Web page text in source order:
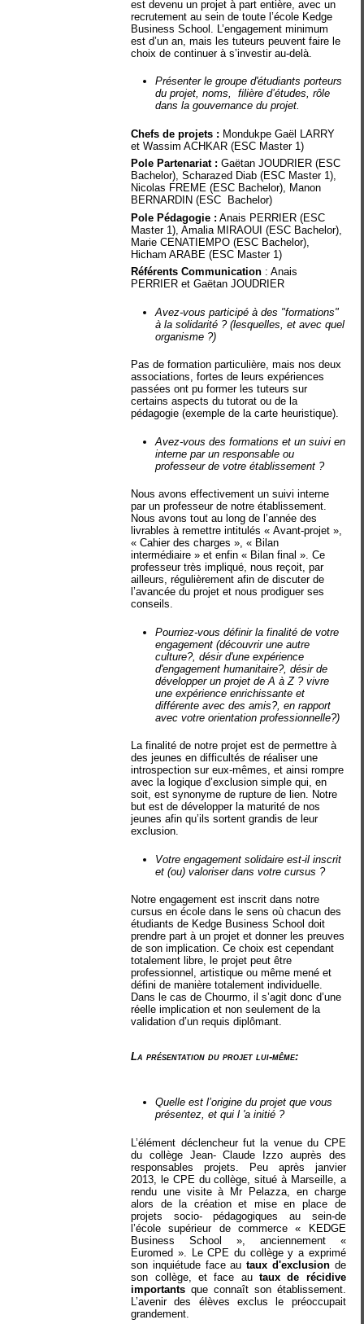
est devenu un projet à part entière, avec un
recrutement au sein de toute l’école Kedge
Business School. L’engagement minimum
est d’un an, mais les tuteurs peuvent faire le
choix de continuer à s’investir au-delà.
Présenter le groupe d'étudiants porteurs
du projet, noms, filière d’études, rôle
dans la gouvernance du projet.
Chefs de projets : Mondukpe Gaël LARRY
et Wassim ACHKAR (ESC Master 1)
Pole Partenariat :Gaëtan JOUDRIER (ESC
Bachelor), Scharazed Diab (ESC Master 1),
Nicolas FREME (ESC Bachelor), Manon
BERNARDIN (ESC
Bachelor)
Pole Pédagogie : Anais PERRIER (ESC
Master 1), Amalia MIRAOUI (ESC Bachelor),
Marie CENATIEMPO (ESC Bachelor),
Hicham ARABE (ESC Master 1)
Référents Communication : Anais
PERRIER et Gaëtan JOUDRIER
Avez-vous participé à des "formations"
à la solidarité ? (lesquelles, et avec quel
organisme ?)
Pas de formation particulière, mais nos deux
associations, fortes de leurs expériences
passées ont pu former les tuteurs sur
certains aspects du tutorat ou de la
pédagogie (exemple de la carte heuristique).
Avez-vous des formations et un suivi en
interne par un responsable ou
professeur de votre établissement ?
Nous avons effectivement un suivi interne
par un professeur de notre établissement.
Nous avons tout au long de l’année des
livrables à remettre intitulés « Avant-projet »,
« Cahier des charges », « Bilan
intermédiaire » et enfin « Bilan final ». Ce
professeur très impliqué, nous reçoit, par
ailleurs, régulièrement afin de discuter de
l’avancée du projet et nous prodiguer ses
conseils.
Pourriez-vous définir la finalité de votre
engagement (découvrir une autre
culture?, désir d'une expérience
d'engagement humanitaire?, désir de
développer un projet de A à Z ? vivre
une expérience enrichissante et
différente avec des amis?, en rapport
avec votre orientation professionnelle?)
La finalité de notre projet est de permettre à
des jeunes en difficultés de réaliser une
introspection sur eux-mêmes, et ainsi rompre
avec la logique d’exclusion simple qui, en
soit, est synonyme de rupture de lien. Notre
but est de développer la maturité de nos
jeunes afin qu’ils sortent grandis de leur
exclusion.
Votre engagement solidaire est-il inscrit
et (ou) valoriser dans votre cursus ?
Notre engagement est inscrit dans notre
cursus en école dans le sens où chacun des
étudiants de Kedge Business School doit
prendre part à un projet et donner les preuves
de son implication. Ce choix est cependant
totalement libre, le projet peut être
professionnel, artistique ou même mené et
défini de manière totalement individuelle.
Dans le cas de Chourmo, il s’agit donc d’une
réelle implication et non seulement de la
validation d’un requis diplômant.
La présentation du projet lui-même:
Quelle est l’origine du projet que vous
présentez, et qui l 'a initié ?
L’élément déclencheur fut la venue du CPE
du collège Jean- Claude Izzo auprès des
responsables projets. Peu après janvier
2013, le CPE du collège, situé à Marseille, a
rendu une visite à Mr Pelazza, en charge
alors de la création et mise en place de
projets socio- pédagogiques au sein-de
l’école supérieur de commerce « KEDGE
Business School », anciennement «
Euromed ». Le CPE du collège y a exprimé
son inquiétude face autaux d'exclusionde
son collège, et face au taux de récidive
importants que connaît son établissement.
L’avenir des élèves exclus le préoccupait
grandement.